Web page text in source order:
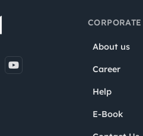
CORPORATE
About us
Career
Help
E-Book